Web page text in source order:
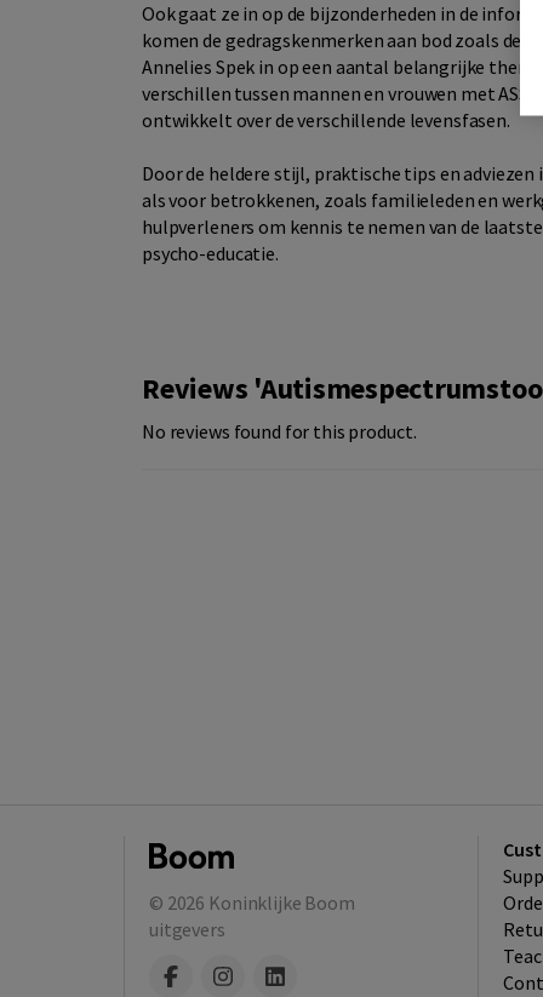
Ook gaat ze in op de bijzonderheden in de
komen de gedragskenmerken aan bod zoals
Annelies Spek in op een aantal belangrijke
verschillen tussen mannen en vrouwen met
ontwikkelt over de verschillende levensfasen.
Door de heldere stijl, praktische tips en
als voor betrokkenen, zoals familieleden en
hulpverleners om kennis te nemen van de
psycho-educatie.
Reviews
No reviews found for this product.
© 2026 Koninklijke Boom
uitgevers